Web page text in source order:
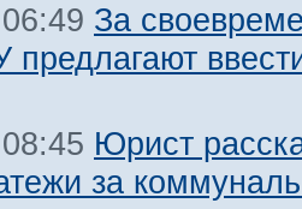
За
предлагают
Юрист
за